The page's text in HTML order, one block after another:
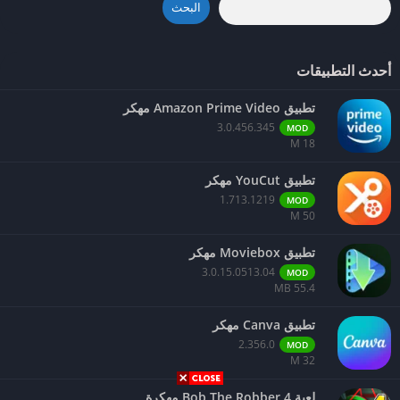
للاعبين من جميع الأعمار.
البحث
أحدث التطبيقات
تطبيق Amazon Prime Video مهكر
MOD
3.0.456.345
18 M
تطبيق YouCut مهكر
MOD
1.713.1219
50 M
تطبيق Moviebox مهكر
MOD
3.0.15.0513.04
55.4 MB
تطبيق Canva مهكر
MOD
2.356.0
32 M